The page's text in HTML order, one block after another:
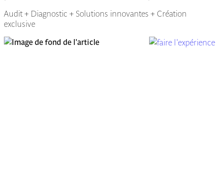
Audit + Diagnostic + Solutions innovantes + Création
exclusive